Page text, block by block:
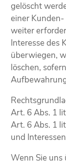
gelöscht
einer
weiter
Interesse des
überwiegen,
löschen,
Art. 6 Abs. 1
Art. 6 Abs. 1
und
Wenn Sie uns